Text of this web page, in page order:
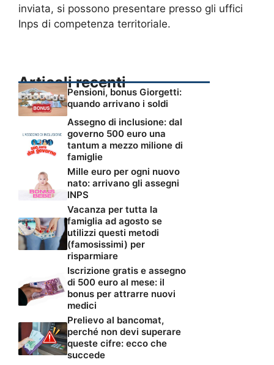
inviata, si possono presentare presso gli uffici
Inps di competenza territoriale.
Articoli recenti
Pensioni, bonus Giorgetti:
quando arrivano i soldi
Assegno di inclusione: dal
governo 500 euro una
tantum a mezzo milione di
famiglie
Mille euro per ogni nuovo
nato: arrivano gli assegni
INPS
Vacanza per tutta la
famiglia ad agosto se
utilizzi questi metodi
(famosissimi) per
risparmiare
Iscrizione gratis e assegno
di 500 euro al mese: il
bonus per attrarre nuovi
medici
Prelievo al bancomat,
perché non devi superare
queste cifre: ecco che
succede